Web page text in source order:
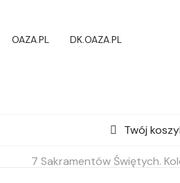
OAZA.PL DK.OAZA.PL
Twój
7 Sakramentów Świętych.